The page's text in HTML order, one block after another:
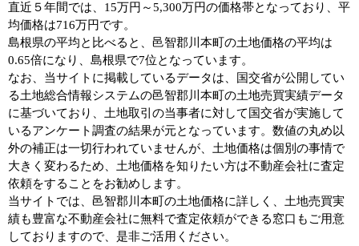
直近５年間では、15万円～5,300万円の価格帯となっており、平
均価格は716万円です。
島根県の平均と比べると、邑智郡川本町の土地価格の平均は
0.65倍になり、島根県で7位となっています。
なお、当サイトに掲載しているデータは、国交省が公開してい
る土地総合情報システムの邑智郡川本町の土地売買実績データ
に基づいており、土地取引の当事者に対して国交省が実施して
いるアンケート調査の結果が元となっています。数値の丸め以
外の補正は一切行われていませんが、土地価格は個別の事情で
大きく変わるため、土地価格を知りたい方は不動産会社に査定
依頼をすることをお勧めします。
当サイトでは、邑智郡川本町の土地価格に詳しく、土地売買実
績も豊富な不動産会社に無料で査定依頼ができる窓口もご用意
しておりますので、是非ご活用ください。